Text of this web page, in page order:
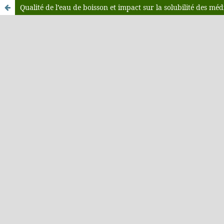
Qualité de l’eau de boisson et impact sur la solubilité des